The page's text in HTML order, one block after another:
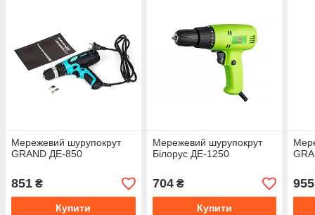
Мережевий шурупокрут
GRAND ДЕ-850
851 ₴
Купити
Мережевий шурупокрут
Білорус ДЕ-1250
704₴
Купити
955